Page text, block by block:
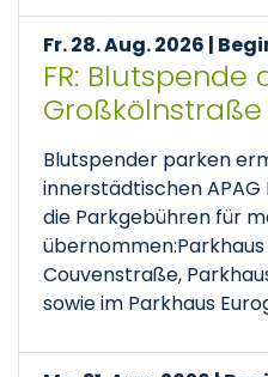
Fr. 28. Aug. 2026 |
FR: Blutspende
Großkölnstraße
Blutspender parken
innerstädtischen
die Parkgebühren für
übernommen:Parkhaus
Couvenstraße,
sowie im Parkhaus